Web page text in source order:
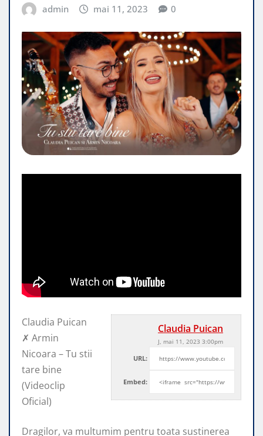
admin mai 11, 2023 0
Claudia Puican
J, mai 11, 2023 3:00pm
URL:
Embed:
Claudia Puican
✗ Armin
Nicoara – Tu stii
tare bine
(Videoclip
Oficial)
Dragilor, va multumim pentru toata sustinerea